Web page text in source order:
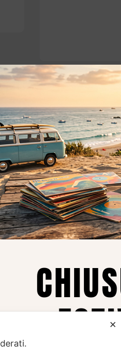
essere interessati!
dei
Privacy
Privacy Policy
Cookie Policy (UE)
✕